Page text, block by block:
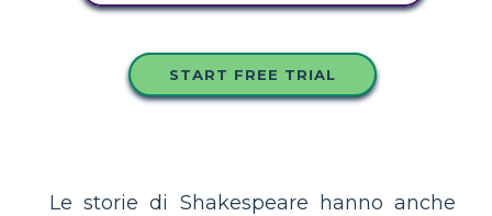
START FREE TRIAL
Le storie di Shakespeare hanno anche